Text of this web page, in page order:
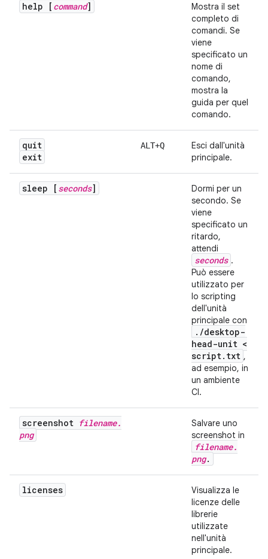
help [ command]
Mostra il set
completo di
comandi. Se
viene
specificato un
nome di
comando,
mostra la
guida per quel
comando.
quit
exit
ALT+Q
Esci dall'unità
principale.
sleep [ seconds]
Dormi per un
secondo. Se
viene
specificato un
ritardo,
attendi
seconds .
Può essere
utilizzato per
lo scripting
dell'unità
principale con
. /desktop-
head-unit <
script. txt ,
ad esempio, in
un ambiente
CI.
screenshot filename.
png
Salvare uno
screenshot in
filename.
png.
licenses
Visualizza le
licenze delle
librerie
utilizzate
nell'unità
principale.